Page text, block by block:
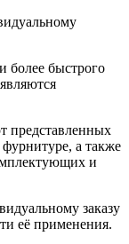
более быстрого
представленных
а также
и
заказу
её применения.